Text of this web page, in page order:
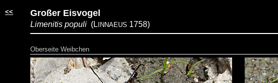
<< Großer Eisvogel
Limenitis populi (L INNAEUS 1758)
Oberseite Weibchen